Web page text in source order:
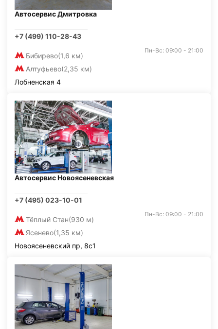
Автосервис Дмитровка
+7 (499) 110-28-43
Бибирево(1,6 км)
Алтуфьево(2,35 км)
Пн-Вс: 09:00 - 21:00
Лобненская 4
Автосервис Новоясеневская
+7 (495) 023-10-01
Тёплый Стан(930 м)
Ясенево(1,35 км)
Пн-Вс: 09:00 - 21:00
Новоясеневский пр, 8с1